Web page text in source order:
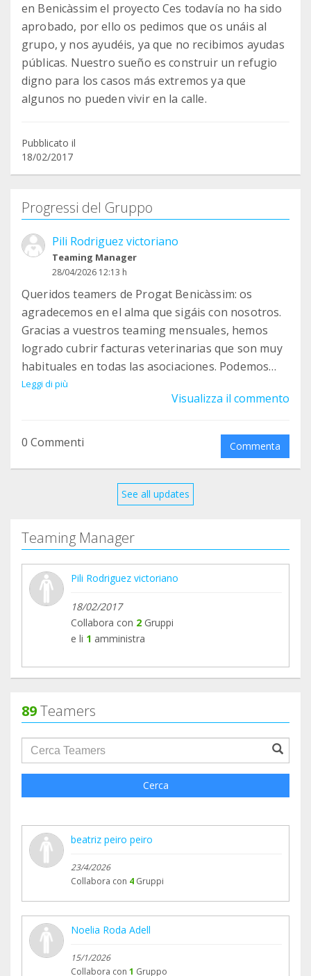
en Benicàssim el proyecto Ces todavía no ha sido
aprobado, por ello os pedimos que os unáis al
grupo, y nos ayudéis, ya que no recibimos ayudas
públicas. Nuestro sueño es construir un refugio
digno para los casos más extremos ya que
algunos no pueden vivir en la calle.
Pubblicato il
18/02/2017
Progressi del Gruppo
Pili Rodriguez victoriano
Teaming Manager
28/04/2026 12:13 h
Queridos teamers de Progat Benicàssim: os
agradecemos en el alma que sigáis con nosotros.
Gracias a vuestros teaming mensuales, hemos
logrado cubrir facturas veterinarias que son muy
habituales en todas las asociaciones. Podemos
ayudar mucho y mejor , así que GRACIAS DESDE EL
CORAZÓN POR SEGUIR AYUDANDO. Un abrazo
gatetes.
Leggi di più
Visualizza il commento
0 Commenti Commenta
See all updates
Teaming Manager
Pili Rodriguez victoriano
18/02/2017
Collabora con 2 Gruppi
e li 1 amministra
89Teamers
groupProfile.searchForm.search.text???
Cerca
beatriz peiro peiro
23/4/2026
Collabora con 4 Gruppi
Noelia Roda Adell
15/1/2026
Collabora con 1 Gruppo